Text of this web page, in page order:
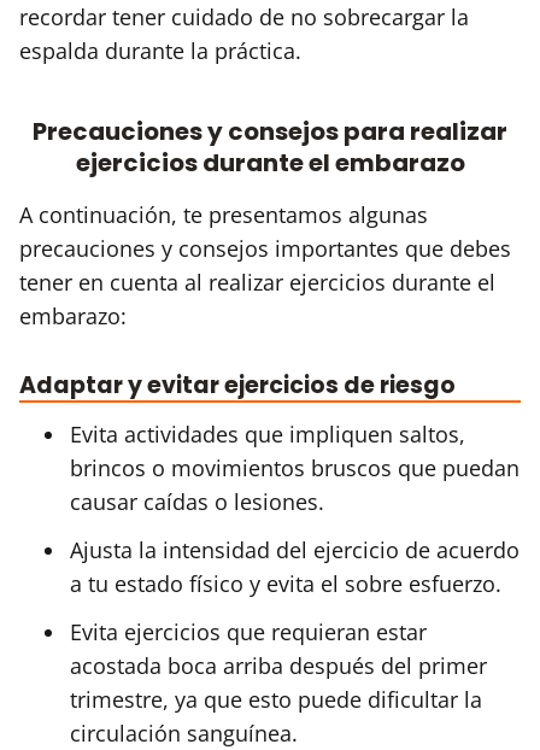
recordar tener cuidado de no sobrecargar la
espalda durante la práctica.
Precauciones y consejos para realizar
ejercicios durante el embarazo
A continuación, te presentamos algunas
precauciones y consejos importantes que debes
tener en cuenta al realizar ejercicios durante el
embarazo:
Adaptar y evitar ejercicios de riesgo
Evita actividades que impliquen saltos,
brincos o movimientos bruscos que puedan
causar caídas o lesiones.
Ajusta la intensidad del ejercicio de acuerdo
a tu estado físico y evita el sobre esfuerzo.
Evita ejercicios que requieran estar
acostada boca arriba después del primer
trimestre, ya que esto puede dificultar la
circulación sanguínea.